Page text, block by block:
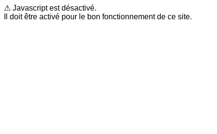
⚠ Javascript est désactivé.
Il doit être activé pour le bon fonctionnement de ce site.